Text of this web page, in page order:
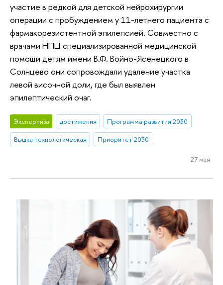
участие в редкой для детской нейрохирургии
операции с пробуждением у 11-летнего пациента с
фармакорезистентной эпилепсией. Совместно с
врачами НПЦ специализированной медицинской
помощи детям имени В.Ф. Войно-Ясенецкого в
Солнцево они сопровождали удаление участка
левой височной доли, где был выявлен
эпилептический очаг.
Экспертиза достижения
Программа развития 2030
Вышка технологическая
Приоритет 2030
27 мая